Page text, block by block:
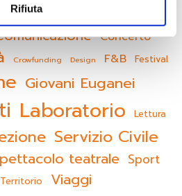
RifiutaBando
Concerto
Crowfunding Design F&B Festival
Giovani Euganei
Laboratorio Lettura
Servizio Civile
teatrale Sport
Territorio Viaggi